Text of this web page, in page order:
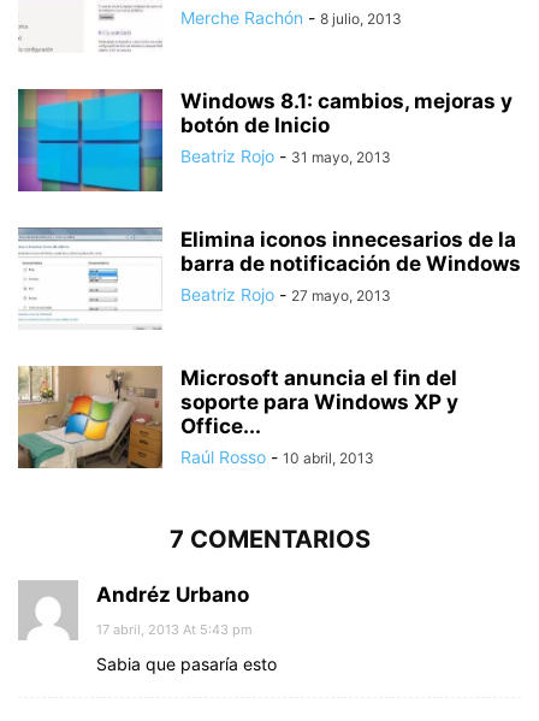
Merche Rachón - 8 julio, 2013
Windows 8.1: cambios, mejoras y
botón de Inicio
Beatriz Rojo - 31 mayo, 2013
Elimina iconos innecesarios de la
barra de notificación de Windows
Beatriz Rojo - 27 mayo, 2013
Microsoft anuncia el fin del
soporte para Windows XP y
Office...
Raúl Rosso - 10 abril, 2013
7 COMENTARIOS
Andréz Urbano
17 abril, 2013 At 5:43 pm
Sabia que pasaría esto